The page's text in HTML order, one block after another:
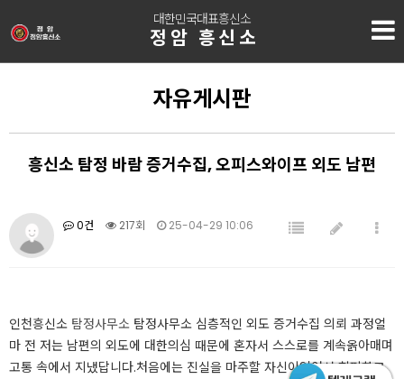
대한민국대표흥신소
정암 흥신소
자유게시판
흥신소 탐정 바람 증거수집, 오피스와이프 외도 남편
0건 217회 25-04-29 10:06
인천흥신소 탐정사무소 탐정사무소 심층적인 외도 증거수집 의뢰 과정​​얼
마 전 저는 남편의 외도에 대한의심 때문에 혼자서 스스로를 계속옭아매며
고통 속에서 지냈답니다.처음에는 진실을 마주할 자신이없어서 회피하고